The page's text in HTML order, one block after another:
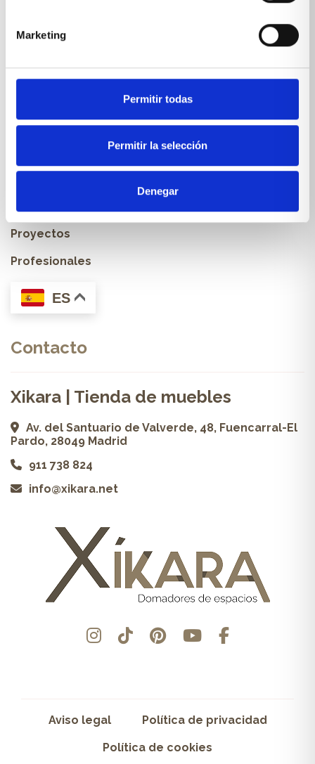
Marketing
Permitir todas
Permitir la selección
Denegar
SOLICITA UNA CITA
Condiciones de venta
Productos y servicios
Muebles & Decoración
Carpintería a medida
Proyectos
Profesionales
ES
Contacto
Xikara | Tienda de muebles
Av. del Santuario de Valverde, 48, Fuencarral-El
Pardo, 28049 Madrid
911 738 824
info@xikara.net
Aviso legal Política de privacidad
Política de cookies